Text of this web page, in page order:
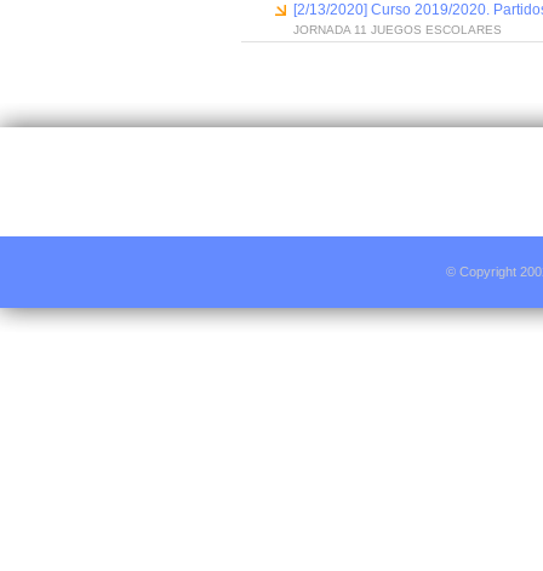
[2/13/2020] Curso 2019/2020.
JORNADA 11 JUEGOS ESCOLARES
© Copyright